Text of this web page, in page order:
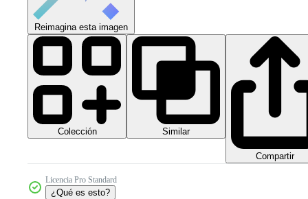
Reimagina esta imagen
Colección Similar
Compartir
Licencia Pro Standard
¿Qué es esto?